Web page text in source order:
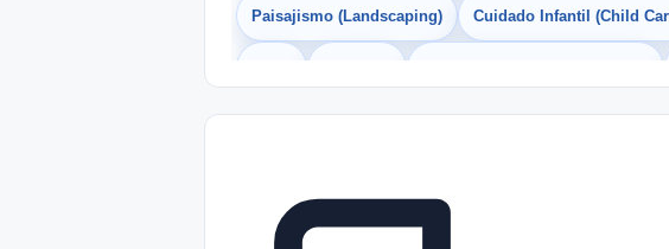
Paisajismo (Landscaping) Cuidado Infantil (Child
Freelance Prácticas (Internships) Empleos para
Telecomunicaciones